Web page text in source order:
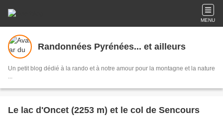
MENU
Randonnées Pyrénées... et ailleurs
Un petit blog dédié à la rando et à notre amour pour la montagne et la nature
...
Le lac d'Oncet (2253 m) et le col de Sencours